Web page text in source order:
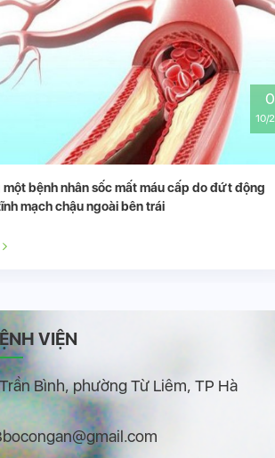
06
10/2020
nhân sốc mất máu cấp do đứt động
chậu ngoài bên trái
VIỆN
Bình, phường Từ Liêm, TP Hà